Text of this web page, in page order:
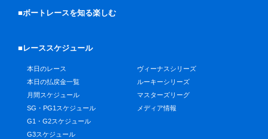
■ボートレースを知る楽しむ
■レーススケジュール
本日のレース
本日の払戻金一覧
月間スケジュール
SG・PG1スケジュール
G1・G2スケジュール
G3スケジュール
ヴィーナスシリーズ
ルーキーシリーズ
マスターズリーグ
メディア情報